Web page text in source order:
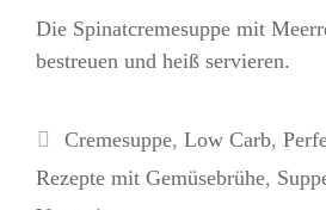
Die Spinatcremesuppe mit
bestreuen und heiß servieren.
Kategorien
Cremesuppe, Low Carb,
Rezepte mit Gemüsebrühe,